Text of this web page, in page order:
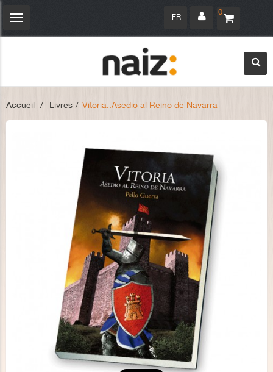
0
FR
Navigation
Accueil > Livres > Vitoria..Asedio al Reino de Navarra